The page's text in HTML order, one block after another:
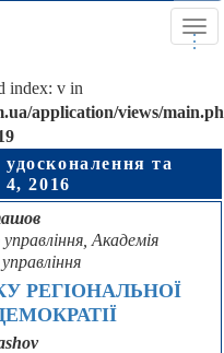
...
index: v in
application/views/
та
2016
Академія
РЕГІОНАЛЬНОЇ